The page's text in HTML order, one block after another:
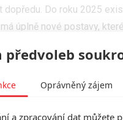
Do roku 2025
úplně nové postavy,
filmech, i když
už v některém z
se soupiska týmu
vlastní kůži. Jednoho dne
předvoleb
Oprávněný zájem
a zpracování dat